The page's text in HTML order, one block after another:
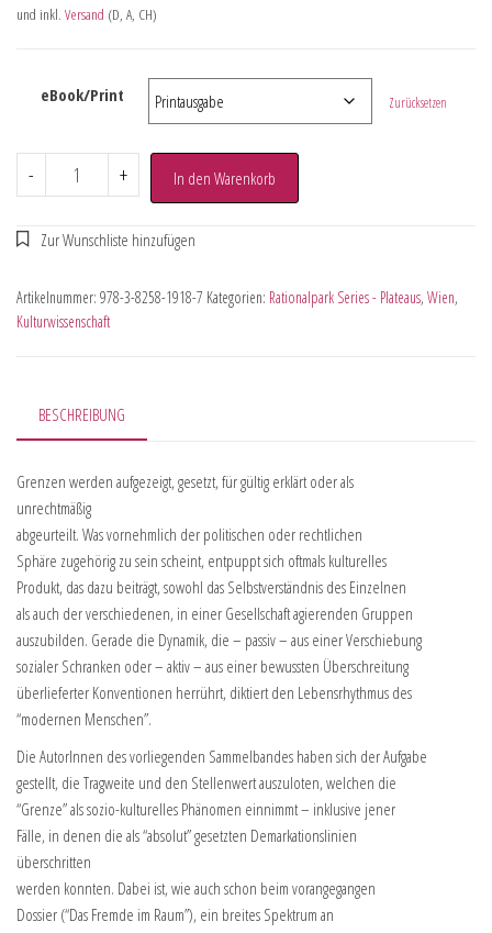
und inkl. Versand (D, A, CH)
eBook/Print Zurücksetzen
- + In den Warenkorb
Artikelnummer: 978-3-8258-1918-7 Kategorien: Rationalpark Series - Plateaus, Wien,
Kulturwissenschaft
BESCHREIBUNG
Grenzen werden aufgezeigt, gesetzt, für gültig erklärt oder als
unrechtmäßig
abgeurteilt. Was vornehmlich der politischen oder rechtlichen
Sphäre zugehörig zu sein scheint, entpuppt sich oftmals kulturelles
Produkt, das dazu beiträgt, sowohl das Selbstverständnis des Einzelnen
als auch der verschiedenen, in einer Gesellschaft agierenden Gruppen
auszubilden. Gerade die Dynamik, die – passiv – aus einer Verschiebung
sozialer Schranken oder – aktiv – aus einer bewussten Überschreitung
überlieferter Konventionen herrührt, diktiert den Lebensrhythmus des
“modernen Menschen”.
Die AutorInnen des vorliegenden Sammelbandes haben sich der Aufgabe
gestellt, die Tragweite und den Stellenwert auszuloten, welchen die
“Grenze” als sozio-kulturelles Phänomen einnimmt – inklusive jener
Fälle, in denen die als “absolut” gesetzten Demarkationslinien
überschritten
werden konnten. Dabei ist, wie auch schon beim vorangegangen
Dossier (“Das Fremde im Raum”), ein breites Spektrum an